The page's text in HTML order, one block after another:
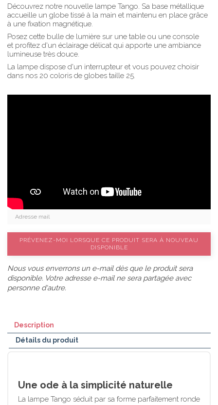
Découvrez notre nouvelle lampe Tango. Sa base métallique
accueille un globe tissé à la main et maintenu en place grâce
à une fixation magnétique.
Posez cette bulle de lumière sur une table ou une console
et profitez d'un éclairage délicat qui apporte une ambiance
lumineuse très douce.
La lampe dispose d'un interrupteur et vous pouvez choisir
dans nos 20 coloris de globes taille 25.
PRÉVENEZ-MOI LORSQUE CE PRODUIT SERA À NOUVEAU
DISPONIBLE
Nous vous enverrons un e-mail dès que le produit sera
disponible. Votre adresse e-mail ne sera partagée avec
personne d'autre.
Description
Détails du produit
Une ode à la simplicité naturelle
La lampe Tango séduit par sa forme parfaitement ronde